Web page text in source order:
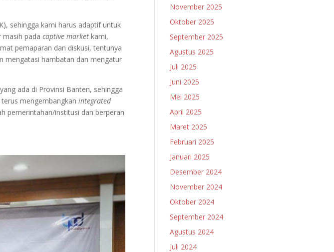
sehingga kami harus adaptif untuk
masih padacaptive marketkami,
pemaparan dan diskusi, tentunya
mengatasi hambatan dan mengatur
ada di Provinsi Banten, sehingga
terus mengembangkanintegrated
pemerintahan/institusi dan berperan
November 2025
Oktober 2025
September 2025
Agustus 2025
Juli 2025
Juni 2025
Mei 2025
April 2025
Maret 2025
Februari 2025
Januari 2025
Desember 2024
November 2024
Oktober 2024
September 2024
Agustus 2024
Juli 2024